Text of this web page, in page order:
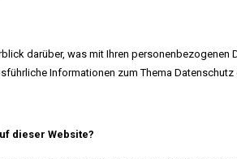
darüber, was mit Ihren
Informationen zum Thema
dieser Website?